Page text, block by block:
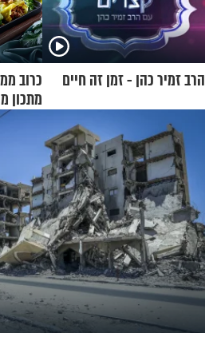
הרב זמיר כהן - זמן זה חיים
כרוב
מתכון
שאתם